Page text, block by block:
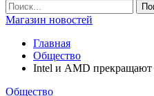
Магазин новостей
Главная
Общество
Intel и AMD прекращают
Общество